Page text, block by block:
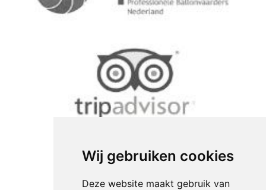
Wij gebruiken cookies
Deze website maakt gebruik van